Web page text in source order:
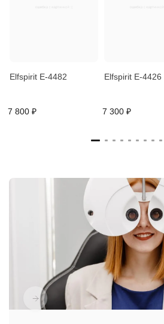
Elfspirit E-4482
7 800 ₽
Elfspirit E-4426
7 300 ₽